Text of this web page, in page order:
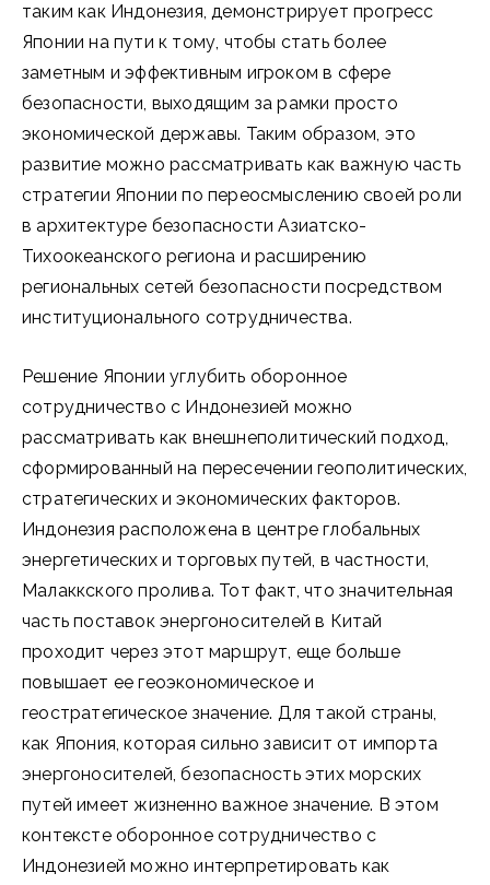
таким как Индонезия, демонстрирует прогресс
Японии на пути к тому, чтобы стать более
заметным и эффективным игроком в сфере
безопасности, выходящим за рамки просто
экономической державы. Таким образом, это
развитие можно рассматривать как важную часть
стратегии Японии по переосмыслению своей роли
в архитектуре безопасности Азиатско-
Тихоокеанского региона и расширению
региональных сетей безопасности посредством
институционального сотрудничества.
Решение Японии углубить оборонное
сотрудничество с Индонезией можно
рассматривать как внешнеполитический подход,
сформированный на пересечении геополитических,
стратегических и экономических факторов.
Индонезия расположена в центре глобальных
энергетических и торговых путей, в частности,
Малаккского пролива. Тот факт, что значительная
часть поставок энергоносителей в Китай
проходит через этот маршрут, еще больше
повышает ее геоэкономическое и
геостратегическое значение. Для такой страны,
как Япония, которая сильно зависит от импорта
энергоносителей, безопасность этих морских
путей имеет жизненно важное значение. В этом
контексте оборонное сотрудничество с
Индонезией можно интерпретировать как